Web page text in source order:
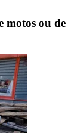
motos ou de